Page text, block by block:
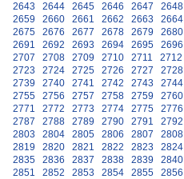
2643
2644 2645 2646 2647 2648
2659
2660 2661 2662 2663 2664
2675
2676 2677 2678 2679 2680
2691
2692 2693 2694 2695 2696
2707
2708 2709 2710 2711 2712
2723
2724 2725 2726 2727 2728
2739
2740 2741 2742 2743 2744
2755
2756 2757 2758 2759 2760
2771
2772 2773 2774 2775 2776
2787
2788 2789 2790 2791 2792
2803
2804 2805 2806 2807 2808
2819
2820 2821 2822 2823 2824
2835
2836 2837 2838 2839 2840
2851
2852 2853 2854 2855 2856